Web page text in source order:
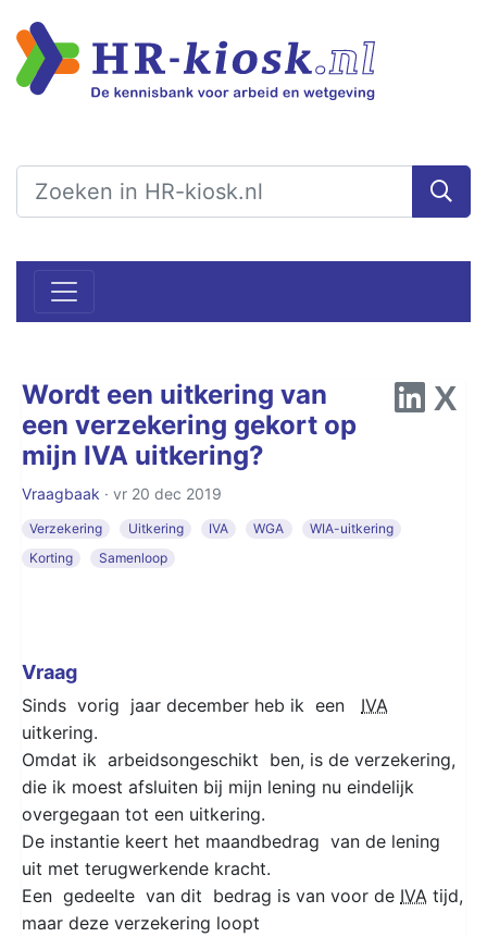
Wordt een uitkering van
een verzekering gekort op
mijn IVA uitkering?
Vraagbaak · vr 20 dec 2019
Verzekering Uitkering IVA WGA
WIA-uitkering
Korting
Samenloop
Vraag
Sinds vorig jaar december heb ik een IVA
uitkering.
Omdat ik arbeidsongeschikt ben, is de verzekering,
die ik moest afsluiten bij mijn lening nu eindelijk
overgegaan tot een uitkering.
De instantie keert het maandbedrag van de lening
uit met terugwerkende kracht.
Een gedeelte van dit bedrag is van voor de IVA tijd,
maar deze verzekering loopt